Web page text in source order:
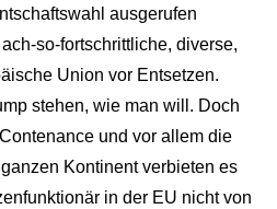
ausgerufen
so-fortschrittliche, diverse,
Union vor Entsetzen.
stehen, wie man will. Doch
und vor allem die
Kontinent verbieten es
in der EU nicht von